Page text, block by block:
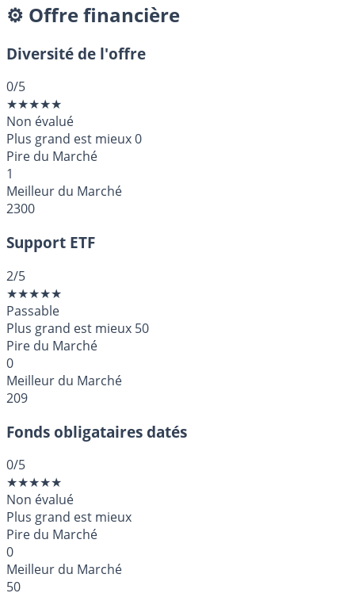
⚙️ Offre financière
Diversité de l'offre
0/5
★★★★★
Non évalué
Plus grand est mieux0
Pire du Marché
1
Meilleur du Marché
2300
Support ETF
2/5
★★★★★
Passable
Plus grand est mieux 50
Pire du Marché
0
Meilleur du Marché
209
Fonds obligataires datés
0/5
★★★★★
Non évalué
Plus grand est mieux
Pire du Marché
0
Meilleur du Marché
50